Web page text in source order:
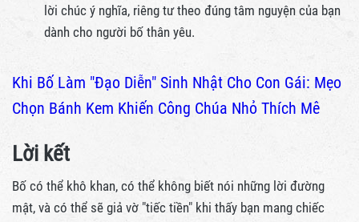
lời chúc ý nghĩa, riêng tư theo đúng tâm nguyện của bạn
dành cho người bố thân yêu.
Khi Bố Làm "Đạo Diễn" Sinh Nhật Cho Con Gái: Mẹo
Chọn Bánh Kem Khiến Công Chúa Nhỏ Thích Mê
Lời kết
Bố có thể khô khan, có thể không biết nói những lời đường
mật, và có thể sẽ giả vờ "tiếc tiền" khi thấy bạn mang chiếc